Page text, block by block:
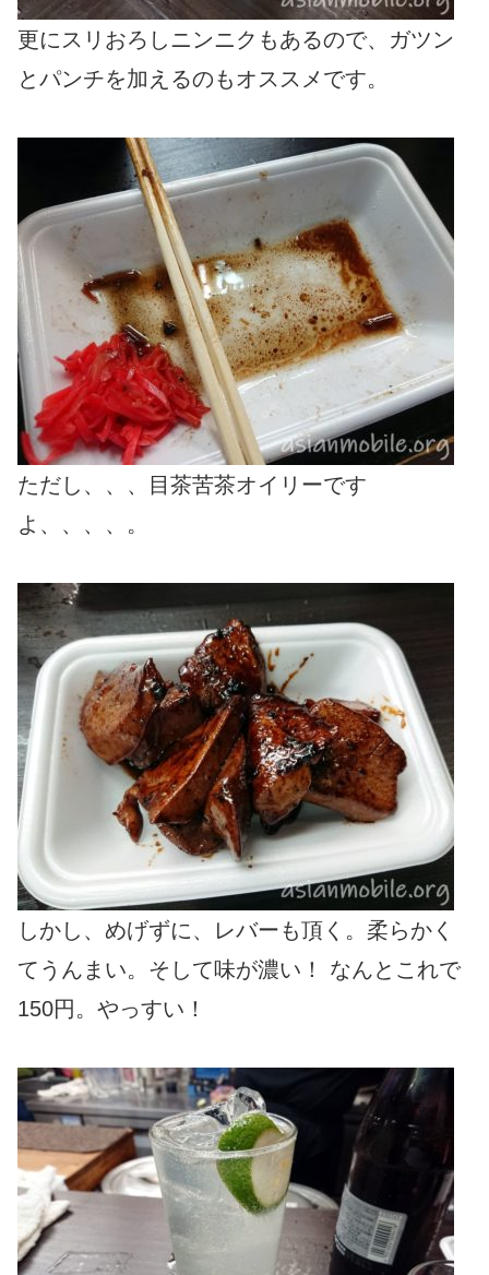
更にスリおろしニンニクもあるので、ガツン
とパンチを加えるのもオススメです。
ただし、、、目茶苦茶オイリーです
よ、、、、。
しかし、めげずに、レバーも頂く。柔らかく
てうんまい。そして味が濃い！ なんとこれで
150円。やっすい！